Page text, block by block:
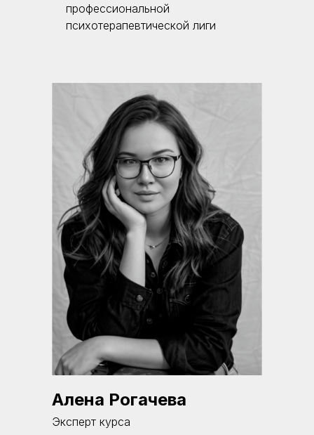
профессиональной
психотерапевтической лиги
Алена Рогачева
Эксперт курса